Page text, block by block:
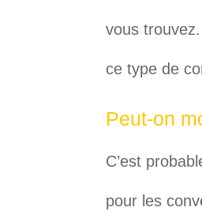
vous
ce type de
Peut-on
C’est
pour les